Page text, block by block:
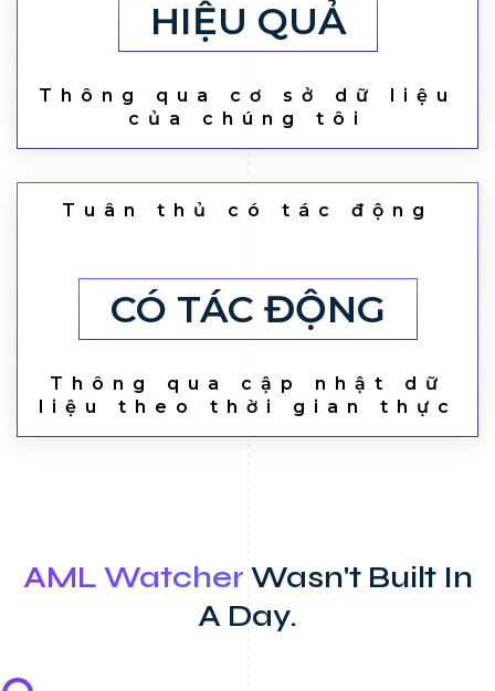
HIỆU QUẢ
Thông qua cơ sở dữ liệu
của chúng tôi
Tuân thủ có tác động
CÓ TÁC ĐỘNG
Thông qua cập nhật dữ
liệu theo thời gian thực
AML Watcher Wasn't Built In
A Day.